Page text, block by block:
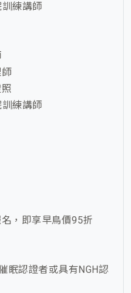
訓練講師
訓練講師
，即享早鳥價95折
眠認證者或具有NGH認